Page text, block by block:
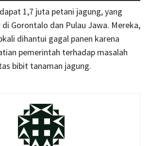
1,7 juta petani jagung, yang
Gorontalo dan Pulau Jawa. Mereka,
dihantui gagal panen karena
pemerintah terhadap masalah
bibit tanaman jagung.